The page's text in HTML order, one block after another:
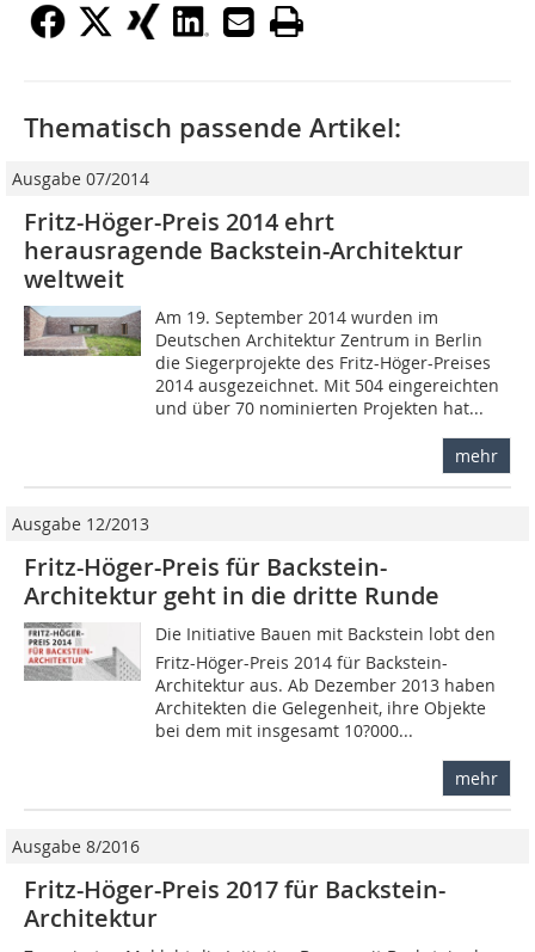
Thematisch passende Artikel:
Ausgabe 07/2014
Fritz-Höger-Preis 2014 ehrt
herausragende Backstein-Architektur
weltweit
Am 19. September 2014 wurden im
Deutschen Architektur Zentrum in Berlin
die Siegerprojekte des Fritz-Höger-Preises
2014 ausgezeichnet. Mit 504 eingereichten
und über 70 nominierten Projekten hat...
mehr
Ausgabe 12/2013
Fritz-Höger-Preis für Backstein-
Architektur geht in die dritte Runde
Die Initiative Bauen mit Backstein lobt den
Fritz-Höger-Preis 2014 für Backstein-
Architektur aus. Ab Dezember 2013 haben
Architekten die Gelegenheit, ihre Objekte
bei dem mit insgesamt 10?000...
mehr
Ausgabe 8/2016
Fritz-Höger-Preis 2017 für Backstein-
Architektur